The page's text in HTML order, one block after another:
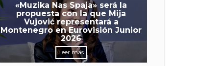
«Muzika Nas Spaja» será la
propuesta con la que Mija
Vujović representará a
Montenegro en Eurovisión Junior
2026
Leer más